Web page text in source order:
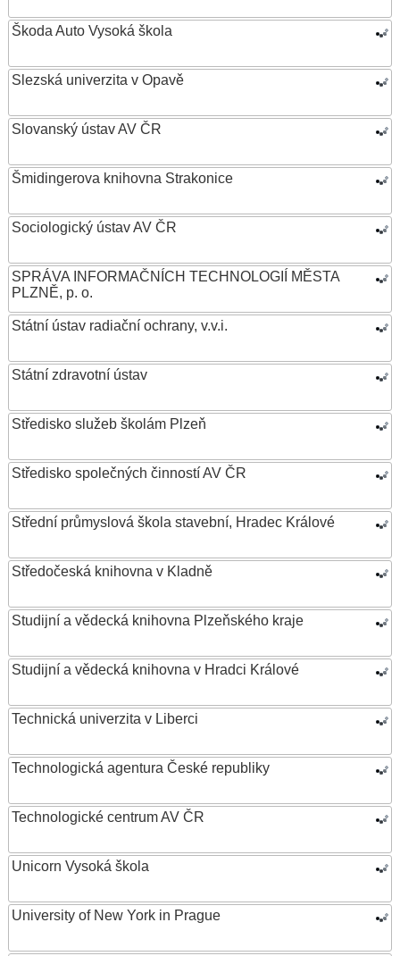
Škoda Auto Vysoká škola
Slezská univerzita v Opavě
Slovanský ústav AV ČR
Šmidingerova knihovna Strakonice
Sociologický ústav AV ČR
SPRÁVA INFORMAČNÍCH TECHNOLOGIÍ MĚSTA
PLZNĚ, p. o.
Státní ústav radiační ochrany, v.v.i.
Státní zdravotní ústav
Středisko služeb školám Plzeň
Středisko společných činností AV ČR
Střední průmyslová škola stavební, Hradec Králové
Středočeská knihovna v Kladně
Studijní a vědecká knihovna Plzeňského kraje
Studijní a vědecká knihovna v Hradci Králové
Technická univerzita v Liberci
Technologická agentura České republiky
Technologické centrum AV ČR
Unicorn Vysoká škola
University of New York in Prague